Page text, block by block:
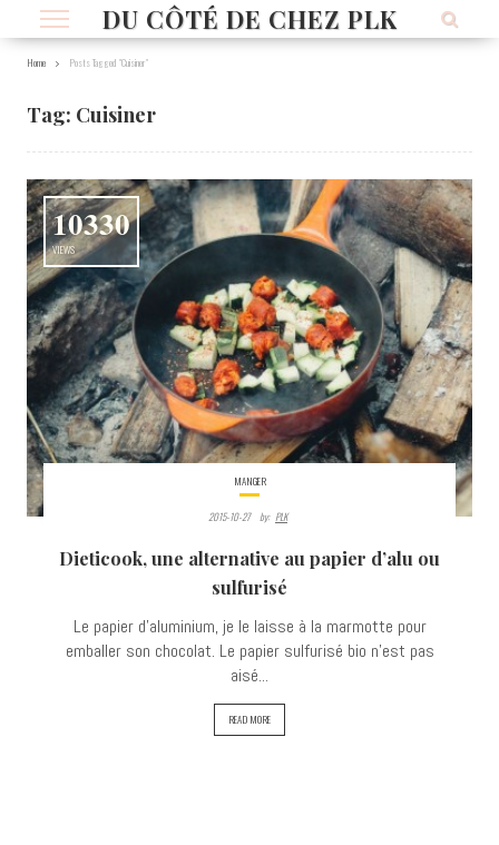
DU CÔTÉ DE CHEZ PLK
Home Posts Tagged "Cuisiner"
Tag: Cuisiner
10330
VIEWS
MANGER
2015-10-27 By: PLK
Dieticook, une alternative au papier d’alu ou
sulfurisé
Le papier d'aluminium, je le laisse à la marmotte pour
emballer son chocolat. Le papier sulfurisé bio n'est pas
aisé...
READ MORE